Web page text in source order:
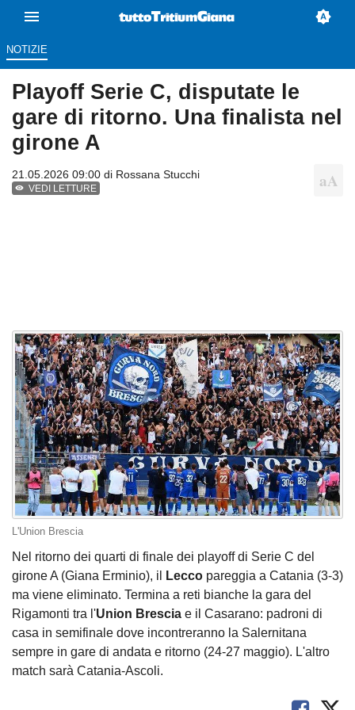
NOTIZIE
Playoff Serie C, disputate le
gare di ritorno. Una finalista nel
girone A
21.05.2026 09:00 di Rossana Stucchi
VEDI LETTURE
L'Union Brescia
Nel ritorno dei quarti di finale dei playoff di Serie C del
girone A (Giana Erminio), il
Lecco pareggia a Catania (3-3)
ma viene eliminato. Termina a reti bianche la gara del
Rigamonti tra l'Union Brescia e il Casarano: padroni di
casa in semifinale dove incontreranno la Salernitana
sempre in gare di andata e ritorno (24-27 maggio). L'altro
match sarà Catania-Ascoli.